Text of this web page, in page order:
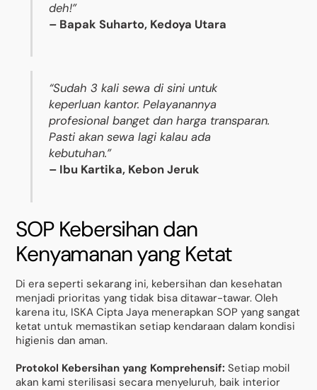
deh!”
– Bapak Suharto, Kedoya Utara
“Sudah 3 kali sewa di sini untuk
keperluan kantor. Pelayanannya
profesional banget dan harga transparan.
Pasti akan sewa lagi kalau ada
kebutuhan.”
– Ibu Kartika, Kebon Jeruk
SOP Kebersihan dan
Kenyamanan yang Ketat
Di era seperti sekarang ini, kebersihan dan kesehatan
menjadi prioritas yang tidak bisa ditawar-tawar. Oleh
karena itu, ISKA Cipta Jaya menerapkan SOP yang sangat
ketat untuk memastikan setiap kendaraan dalam kondisi
higienis dan aman.
Protokol Kebersihan yang Komprehensif: Setiap mobil
akan kami sterilisasi secara menyeluruh, baik interior